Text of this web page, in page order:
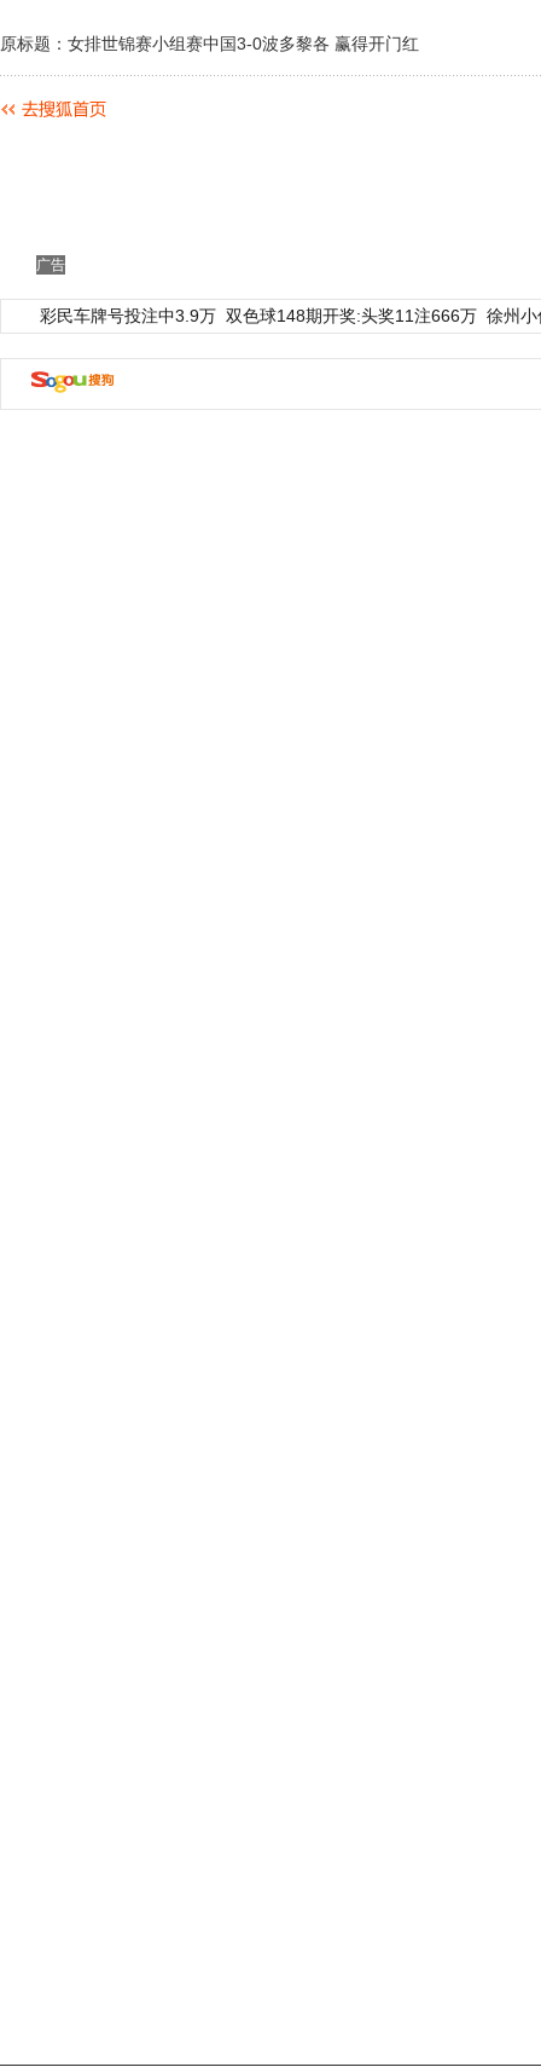
原标题：女排世锦赛小组赛中国3-0波多黎各 赢得开门红
广告
彩民车牌号投注中3.9万 双色球148期开奖:头奖11注666万 徐州